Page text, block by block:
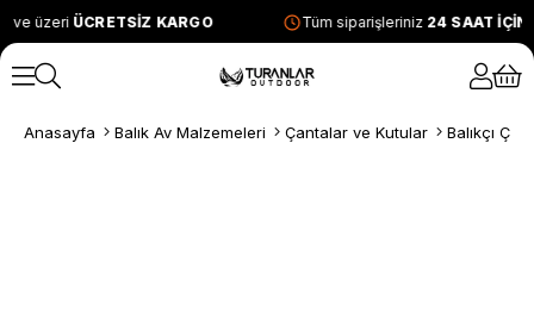
ve üzeriÜCRETSİZ KARGO Tüm siparişleriniz24 SAAT
Anasayfa Balık Av Malzemeleri Çantalar ve Kutular Balıkçı